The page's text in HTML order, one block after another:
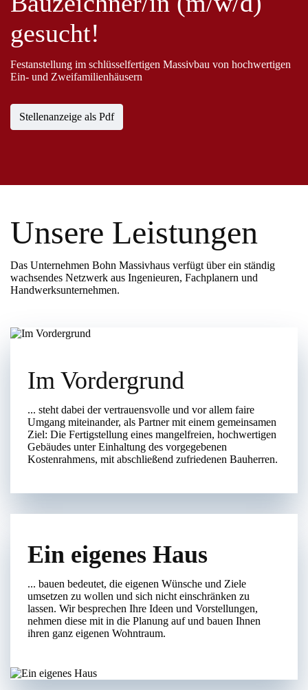
gesucht!
Festanstellung im schlüsselfertigen Massivbau von hochwertigen
Ein- und Zweifamilienhäusern
Stellenanzeige als Pdf
Unsere Leistungen
Das Unternehmen Bohn Massivhaus verfügt über ein ständig
wachsendes Netzwerk aus Ingenieuren, Fachplanern und
Handwerksunternehmen.
Im Vordergrund
... steht dabei der vertrauensvolle und vor allem faire
Umgang miteinander, als Partner mit einem gemeinsamen
Ziel: Die Fertigstellung eines mangelfreien, hochwertigen
Gebäudes unter Einhaltung des vorgegebenen
Kostenrahmens, mit abschließend zufriedenen Bauherren.
Ein eigenes Haus
... bauen bedeutet, die eigenen Wünsche und Ziele
umsetzen zu wollen und sich nicht einschränken zu
lassen. Wir besprechen Ihre Ideen und Vorstellungen,
nehmen diese mit in die Planung auf und bauen Ihnen
ihren ganz eigenen Wohntraum.